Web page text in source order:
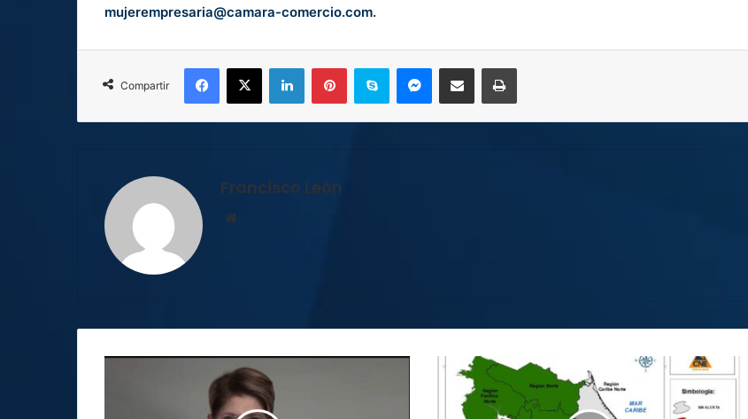
mujerempresaria@camara-comercio.com.
Compartir
Facebook
X LinkedInPinterestSkype MessengerCompartir por correo electrónicoImprimir
Francisco León
Alerta